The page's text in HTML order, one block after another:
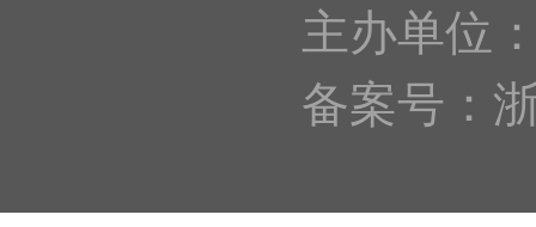
主办单位
备案号：